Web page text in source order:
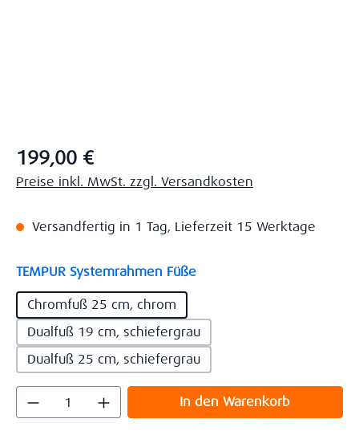
Regulärer Preis:
199,00 €
Preise inkl. MwSt. zzgl. Versandkosten
Versandfertig in 1 Tag, Lieferzeit 15 Werktage
TEMPUR Systemrahmen Füßeauswählen
Chromfuß 25 cm, chrom
Dualfuß 19 cm, schiefergrau
Dualfuß 25 cm, schiefergrau
Produkt Anzahl: Gib den gewünschten
In den Warenkorb